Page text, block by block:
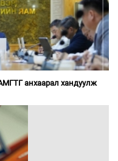
анхаарал хандуулж